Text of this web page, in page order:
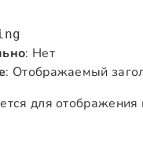
: Нет
: Отображаемый
для отображения